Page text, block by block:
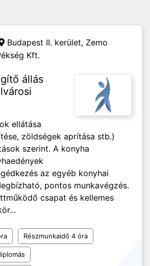
Budapest II. kerület, Zemo
Kft.
állás
ellátása
zöldségek aprítása stb.)
szerint. A konyha
az egyéb konyhai
pontos munkavégzés.
csapat és kellemes
Részmunkaidő 4 óra